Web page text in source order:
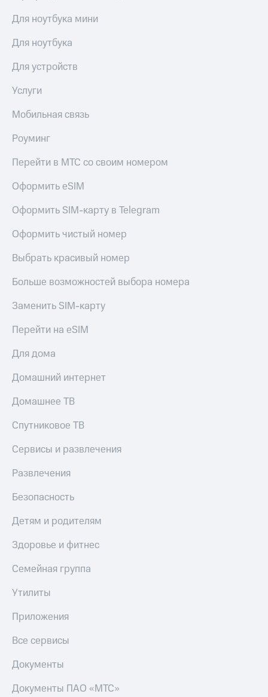
Для ноутбука мини
Для ноутбука
Для устройств
Услуги
Мобильная связь
Роуминг
Перейти в МТС со своим номером
Оформить eSIM
Оформить SIM-карту в Telegram
Оформить чистый номер
Выбрать красивый номер
Больше возможностей выбора номера
Заменить SIM-карту
Перейти на eSIM
Для дома
Домашний интернет
Домашнее ТВ
Спутниковое ТВ
Сервисы и развлечения
Развлечения
Безопасность
Детям и родителям
Здоровье и фитнес
Семейная группа
Утилиты
Приложения
Все сервисы
Документы
Документы ПАО «МТС»